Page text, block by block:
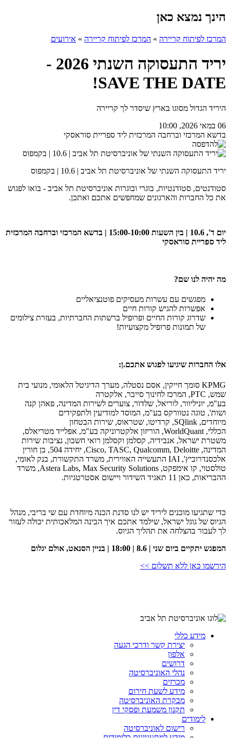
הינך נמצא כאן
המרכז לפיתוח קריירה » המרכז לפיתוח קריירה » אירועים
יריד התעסוקה השנתי 2026 -
SAVE THE DATE!
היריד הגדול מסוגו בארץ שיסדר לך קריירה
06 במאי 2026, 10:00
בדשא המרכזי וברחבה המרכזית ליד ספריית סוראסקי
יריד התעסוקה השנתי של אוניברסיטת תל אביב | 10.6 | בקמפוס
סטודנטים, סטודנטיות, בוגרי ובוגרות אוניברסיטת תל אביב - בואו לפגוש
את כל החברות והארגונים שמחפשים אתכם ואתכן.
יום ד', 10.6 | בין השעות 15:00-10:00 | בדשא המרכזי וברחבה המרכזית
ליד ספריית סוראסקי
מה יהיה לנו שם?
מפגשים עם עשרות מעסיקים פוטנציאליים
אפשרות להגיש קורות חיים
שדרוג קורות החיים ופרופיל ברשתות החברתיות, בעזרת צילומים
של תמונות פרופיל מקצועיות!
אלו החברות שיגיעו לפגוש אתכם.ן:
KPMG סומך חייקין, אסם נסטלה, מערך הדיגיטל הלאומי, מנועי בית
שמש, PTC, המרכז לחינוך סייבר, אלקטרה
בע"מ, יוניליוור, לוריאל, שלדור, צוערים לשירות המדינה, פאהן קנה
ושות', טוגה נטוורקס בע"מ, המוסד למודיעין ולתפקידים
מיוחדים, SQlink, קרדיטו, שטראוס, שירות הבטחון
הכללי, WorldQuant, הוריזון אלקטרוניקה בע"מ, אפלייד מטריאלס,
משטרת ישראל, אנבידיה, קסלמן וקסלמן רואי חשבון, נציבות שירות
המדינה, Cisco, TASC, Qualcomm, Deloitte, יחידה 504, בן חורין
אלכסנדרוביץ', IAI התעשייה האווירית, משרד התקשורת, בנק לאומי,
טולסטוי, קו אימפקט, Astera Labs, Max Security Solutions, משרד
ההבריאות, כאן 11 תאגיד השידור ויישום אסטרטגיות.
כדי שתגיעו מוכנים ליריד יש לנו סדנת הכנה מיוחדת עם שי בריבי, מנהל
הגיוס של גוגל ישראל, שילמד אתכם איך הבינה המלאכותית יכולה לעזור
לך לעבור בהצלחה את תהליך הגיוס.
המפגש יתקיים ביום שני | 8.6 | 18:00 | בניין הסנאט, אולם יגלום
הירשמו כאן ללא תשלום >>
מידע כללי
יצירת קשר ודרכי הגעה
אלפון
דרושים
נהלי האוניברסיטה
מכרזים
מידע לשעת חירום
מבקרת האוניברסיטה
תקנון משמעת ופסקי דין
לימודים
רישום לאוניברסיטה